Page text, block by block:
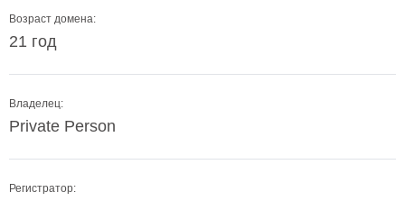
Возраст домена:
21 год
Владелец:
Private Person
Регистратор: